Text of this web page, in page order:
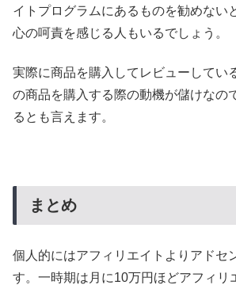
イトプログラムにあるものを勧めない
心の呵責を感じる人もいるでしょう。
実際に商品を購入してレビューしてい
の商品を購入する際の動機が儲けなの
るとも言えます。
まとめ
個人的にはアフィリエイトよりアドセ
す。一時期は月に10万円ほどアフィリ